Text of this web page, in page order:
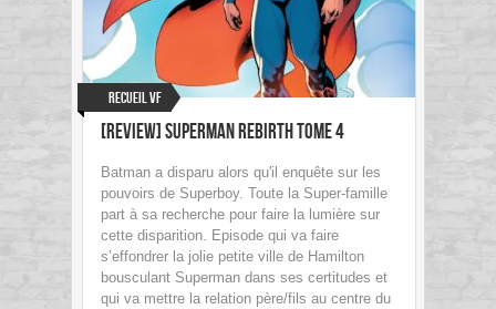
Recueil VF
[Review] Superman Rebirth Tome 4
Batman a disparu alors qu'il enquête sur les
pouvoirs de Superboy. Toute la Super-famille
part à sa recherche pour faire la lumière sur
cette disparition. Episode qui va faire
s’effondrer la jolie petite ville de Hamilton
bousculant Superman dans ses certitudes et
qui va mettre la relation père/fils au centre du